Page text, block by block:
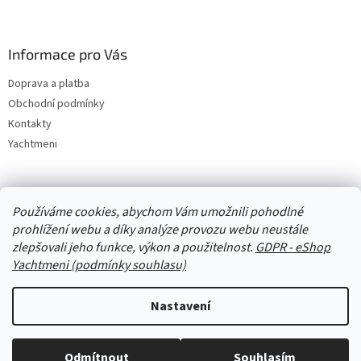
Používáme cookies, abychom Vám umožnili pohodlné
prohlížení webu a díky analýze provozu webu neustále
zlepšovali jeho funkce, výkon a použitelnost. GDPR - eShop
Yachtmeni (podmínky souhlasu)
Nastavení
Informace pro Vás
Doprava a platba
Obchodní podmínky
Kontakty
Yachtmeni
Zboží.cz Heureka.cz Yachtmeni ComGate Payments, a.s.
Vytvořil Shoptet